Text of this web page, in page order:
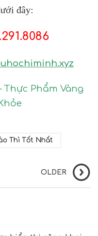
đây:
Thực Phẩm Vàng
Thì Tốt Nhất
OLDER